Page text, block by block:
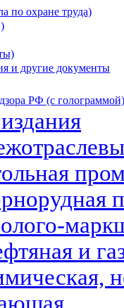
охране труда)
и другие документы
РФ (с голограммой)
и